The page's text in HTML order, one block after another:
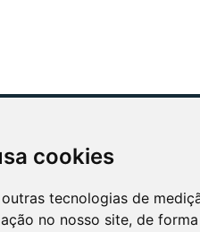
cookies
tecnologias de
no nosso site, de
APOIAMOS